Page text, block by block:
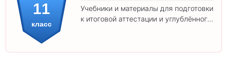
11
класс
Учебники и материалы для подготовки
к итоговой аттестации и углублённого